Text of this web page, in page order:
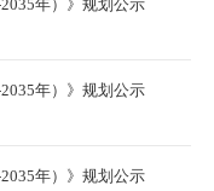
年）》规划公示
年）》规划公示
年）》规划公示